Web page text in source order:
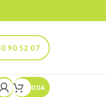
90 52 07
52 03
0DA